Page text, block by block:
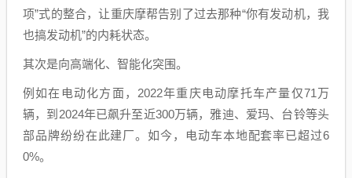
项”式的整合，让重庆摩帮告别了过去那种“你有发动机，我
也搞发动机”的内耗状态。
其次是向高端化、智能化突围。
例如在电动化方面，2022年重庆电动摩托车产量仅71万
辆，到2024年已飙升至近300万辆，雅迪、爱玛、台铃等头
部品牌纷纷在此建厂。如今，电动车本地配套率已超过6
0%。